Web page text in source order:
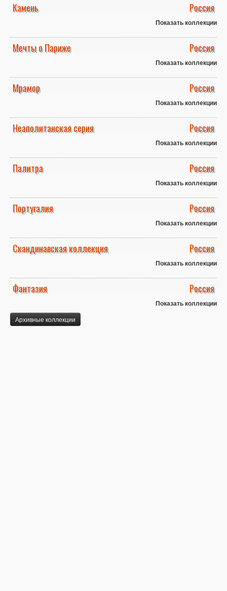
Камень Россия
Показать коллекции
Мечты о Париже Россия
Показать коллекции
Мрамор Россия
Показать коллекции
Неаполитанская серия Россия
Показать коллекции
Палитра Россия
Показать коллекции
Португалия Россия
Показать коллекции
Скандинавская коллекция Россия
Показать коллекции
Фантазия Россия
Показать коллекции
Архивные коллекции